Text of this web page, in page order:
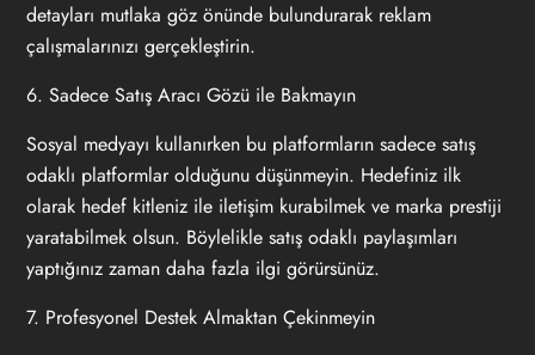
detayları mutlaka göz önünde bulundurarak reklam
çalışmalarınızı gerçekleştirin.
6. Sadece Satış Aracı Gözü ile Bakmayın
Sosyal medyayı kullanırken bu platformların sadece satış
odaklı platformlar olduğunu düşünmeyin. Hedefiniz ilk
olarak hedef kitleniz ile iletişim kurabilmek ve marka prestiji
yaratabilmek olsun. Böylelikle satış odaklı paylaşımları
yaptığınız zaman daha fazla ilgi görürsünüz.
7. Profesyonel Destek Almaktan Çekinmeyin